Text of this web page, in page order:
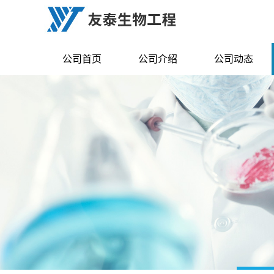
公司首页 公司介绍 公司动态